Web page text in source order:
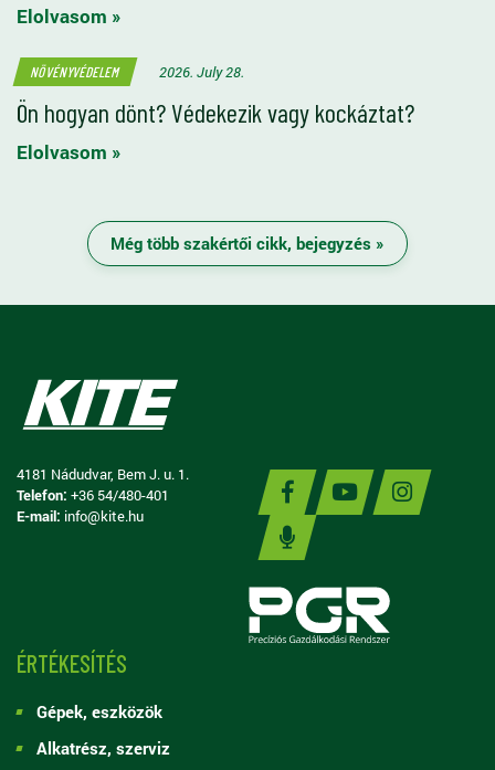
Elolvasom »
NÖVÉNYVÉDELEM 2026. July 28.
Ön hogyan dönt? Védekezik vagy kockáztat?
Elolvasom »
Még több szakértői cikk, bejegyzés »
4181 Nádudvar, Bem J. u. 1.
Telefon: +36 54/480-401
E-mail: info@kite.hu
ÉRTÉKESÍTÉS
Gépek, eszközök
Alkatrész, szerviz